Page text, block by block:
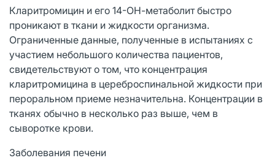
Кларитромицин и его 14-ОН-метаболит быстро
проникают в ткани и жидкости организма.
Ограниченные данные, полученные в испытаниях с
участием небольшого количества пациентов,
свидетельствуют о том, что концентрация
кларитромицина в цереброспинальной жидкости при
пероральном приеме незначительна. Концентрации в
тканях обычно в несколько раз выше, чем в
сыворотке крови.
Заболевания печени